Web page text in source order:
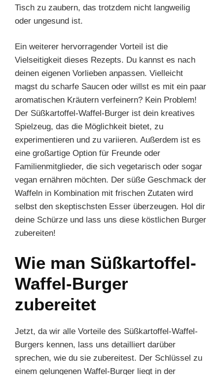
Tisch zu zaubern, das trotzdem nicht langweilig
oder ungesund ist.
Ein weiterer hervorragender Vorteil ist die
Vielseitigkeit dieses Rezepts. Du kannst es nach
deinen eigenen Vorlieben anpassen. Vielleicht
magst du scharfe Saucen oder willst es mit ein paar
aromatischen Kräutern verfeinern? Kein Problem!
Der Süßkartoffel-Waffel-Burger ist dein kreatives
Spielzeug, das die Möglichkeit bietet, zu
experimentieren und zu variieren. Außerdem ist es
eine großartige Option für Freunde oder
Familienmitglieder, die sich vegetarisch oder sogar
vegan ernähren möchten. Der süße Geschmack der
Waffeln in Kombination mit frischen Zutaten wird
selbst den skeptischsten Esser überzeugen. Hol dir
deine Schürze und lass uns diese köstlichen Burger
zubereiten!
Wie man Süßkartoffel-
Waffel-Burger
zubereitet
Jetzt, da wir alle Vorteile des Süßkartoffel-Waffel-
Burgers kennen, lass uns detailliert darüber
sprechen, wie du sie zubereitest. Der Schlüssel zu
einem gelungenen Waffel-Burger liegt in der